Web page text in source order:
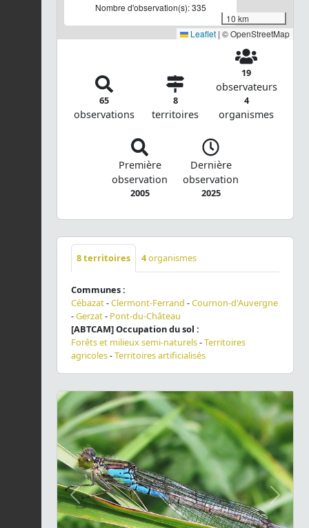
Nombre d'observation(s): 335
10 km
Leaflet | © OpenStreetMap
65
observations
8
territoires
19
observateurs
4
organismes
Première
observation
2005
Dernière
observation
2025
8territoires 4organismes
Communes :
Cébazat-Clermont-Ferrand -Cournon-d'Auvergne
-Gerzat- Pont-du-Château
[ABTCAM] Occupation du sol :
Forêts et milieux semi-naturels-Territoires
agricoles-Territoires artificialisés
Previous Next